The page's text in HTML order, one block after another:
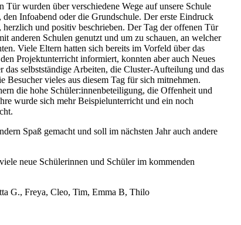
Tür wurden über verschiedene Wege auf unsere Schule
Infoabend oder die Grundschule. Der erste Eindruck
und positiv beschrieben. Der Tag der offenen Tür
anderen Schulen genutzt und um zu schauen, an welcher
Viele Eltern hatten sich bereits im Vorfeld über das
Projektunterricht informiert, konnten aber auch Neues
das selbstständige Arbeiten, die Cluster-Aufteilung und das
Besucher vieles aus diesem Tag für sich mitnehmen.
die hohe Schüler:innenbeteiligung, die Offenheit und
wurde sich mehr Beispielunterricht und ein noch
Spaß gemacht und soll im nächsten Jahr auch andere
neue Schülerinnen und Schüler im kommenden
G., Freya, Cleo, Tim, Emma B, Thilo